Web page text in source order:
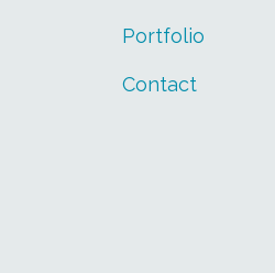
Portfolio
Contact